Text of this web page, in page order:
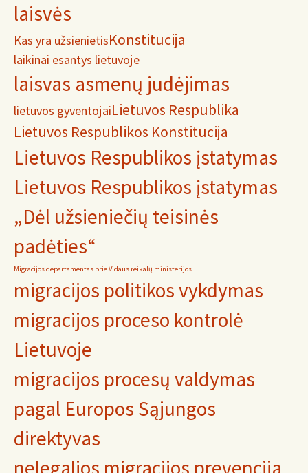
laisvės
Kas yra užsienietisKonstitucija
laikinai esantys lietuvoje
laisvas asmenų judėjimas
lietuvos gyventojaiLietuvos Respublika
Lietuvos Respublikos Konstitucija
Lietuvos Respublikos įstatymas
Lietuvos Respublikos įstatymas
„Dėl užsieniečių teisinės
padėties“
Migracijos departamentas prie Vidaus reikalų ministerijos
migracijos politikos vykdymas
migracijos proceso kontrolė
Lietuvoje
migracijos procesų valdymas
pagal Europos Sąjungos
direktyvas
nelegalios migracijos prevencija